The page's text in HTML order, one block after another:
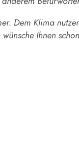
Dem Klima
Ihnen